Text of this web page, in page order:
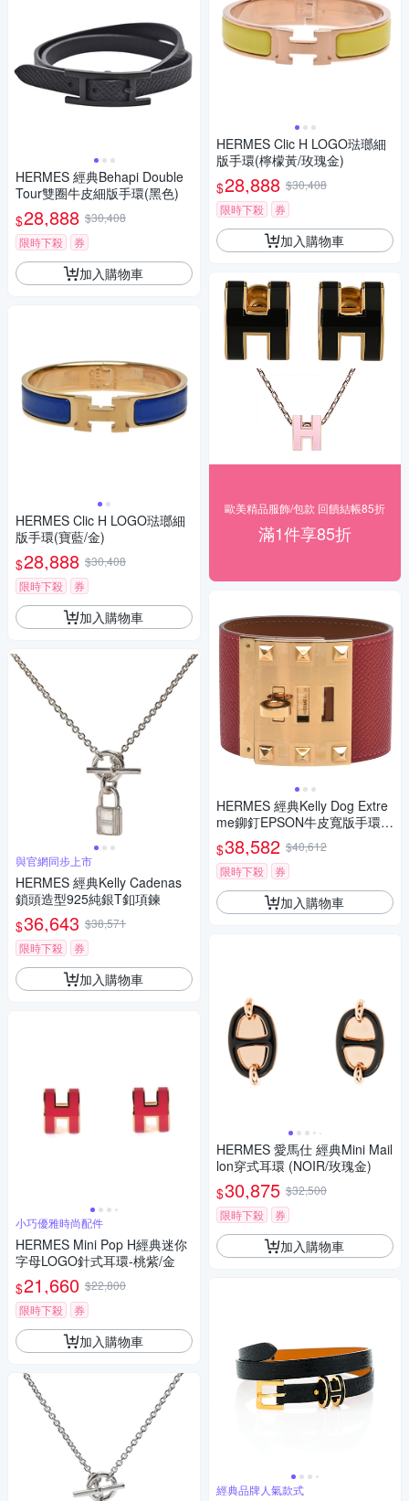
HERMES 經典Behapi Double
Tour雙圈牛皮細版手環(黑色)
$28,888 $30,408
限時下殺
券
加入購物車
HERMES Clic H LOGO琺瑯細
版手環(寶藍/金)
$28,888 $30,408
限時下殺
券
加入購物車
與官網同步上市
HERMES 經典Kelly Cadenas
鎖頭造型925純銀T釦項鍊
$36,643 $38,571
限時下殺
券
加入購物車
小巧優雅時尚配件
HERMES Mini Pop H經典迷你
字母LOGO針式耳環-桃紫/金
$21,660 $22,800
限時下殺
券
加入購物車
HERMES Clic H LOGO琺瑯細
版手環(檸檬黃/玫瑰金)
$28,888 $30,408
限時下殺
券
加入購物車
歐美精品服飾/包款 回饋結帳85折
滿1件享85折
HERMES 經典Kelly Dog Extre
me鉚釘EPSON牛皮寬版手環
(紅/金)
$38,582 $40,612
限時下殺
券
加入購物車
HERMES 愛馬仕 經典Mini Mail
lon穿式耳環 (NOIR/玫瑰金)
$30,875 $32,500
限時下殺
券
加入購物車
經典品牌人氣款式